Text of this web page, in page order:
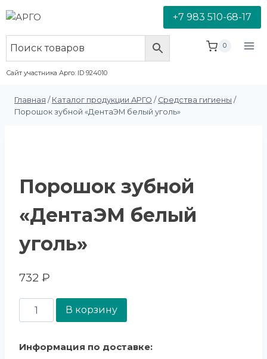
+7 983 510-68-17
Сайт участника Арго: ID 924010
0
Главная / Каталог продукции АРГО / Средства гигиены /
Порошок зубной «ДентаЭМ белый уголь»
Порошок зубной
«ДентаЭМ белый
уголь»
732 ₽
В корзину
Информация по доставке: